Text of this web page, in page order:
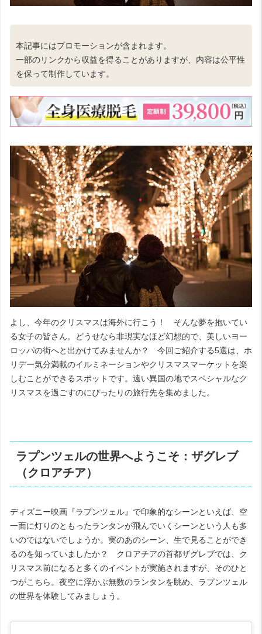
本記事にはプロモーションが含まれます。
一部のリンクから収益を得ることがありますが、内容は公平性
を保って制作しています。
よし、今年のクリスマスは海外に行こう！ そんな夢を抱いてい
る女子の皆さん。どうせなら非現実なほど幻想的で、美しいヨー
ロッパの街へと出かけてみませんか？ 今回ご紹介する5選は、ホ
リデー気分満載のイルミネーションやクリスマスマーケットを楽
しむことができるスポットです。遠い異国の地でスペシャルなク
リスマスを過ごすのにぴったりの旅行先を集めました。
ラプンツェルの世界へようこそ：ザグレブ
（クロアチア）
ディズニー映画『ラプンツェル』で印象的なシーンといえば、空
一面に灯りのともったランタンが飛んでいくシーンという人も多
いのではないでしょうか。実のあのシーン、生で見ることができ
るのを知っていましたか？ クロアチアの首都ザグレブでは、ク
リスマス前になると多くのイベントが実施されますが、そのひと
つがこちら。夜空に浮かぶ無数のランタンを眺め、ラプンツェル
の世界を体験してみましょう。